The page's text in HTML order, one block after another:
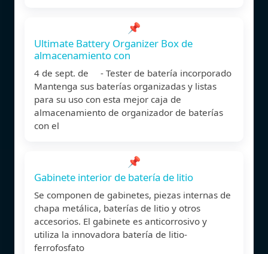
📌
Ultimate Battery Organizer Box de
almacenamiento con
4 de sept. de - Tester de batería incorporado
Mantenga sus baterías organizadas y listas
para su uso con esta mejor caja de
almacenamiento de organizador de baterías
con el
📌
Gabinete interior de batería de litio
Se componen de gabinetes, piezas internas de
chapa metálica, baterías de litio y otros
accesorios. El gabinete es anticorrosivo y
utiliza la innovadora batería de litio-
ferrofosfato